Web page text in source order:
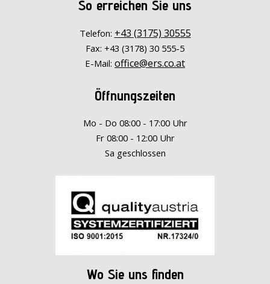
So erreichen Sie uns
Telefon: +43 (3175) 30555
Fax: +43 (3178) 30 555-5
E-Mail: office@ers.co.at
Öffnungszeiten
Mo - Do 08:00 - 17:00 Uhr
Fr 08:00 - 12:00 Uhr
Sa geschlossen
Wo Sie uns finden